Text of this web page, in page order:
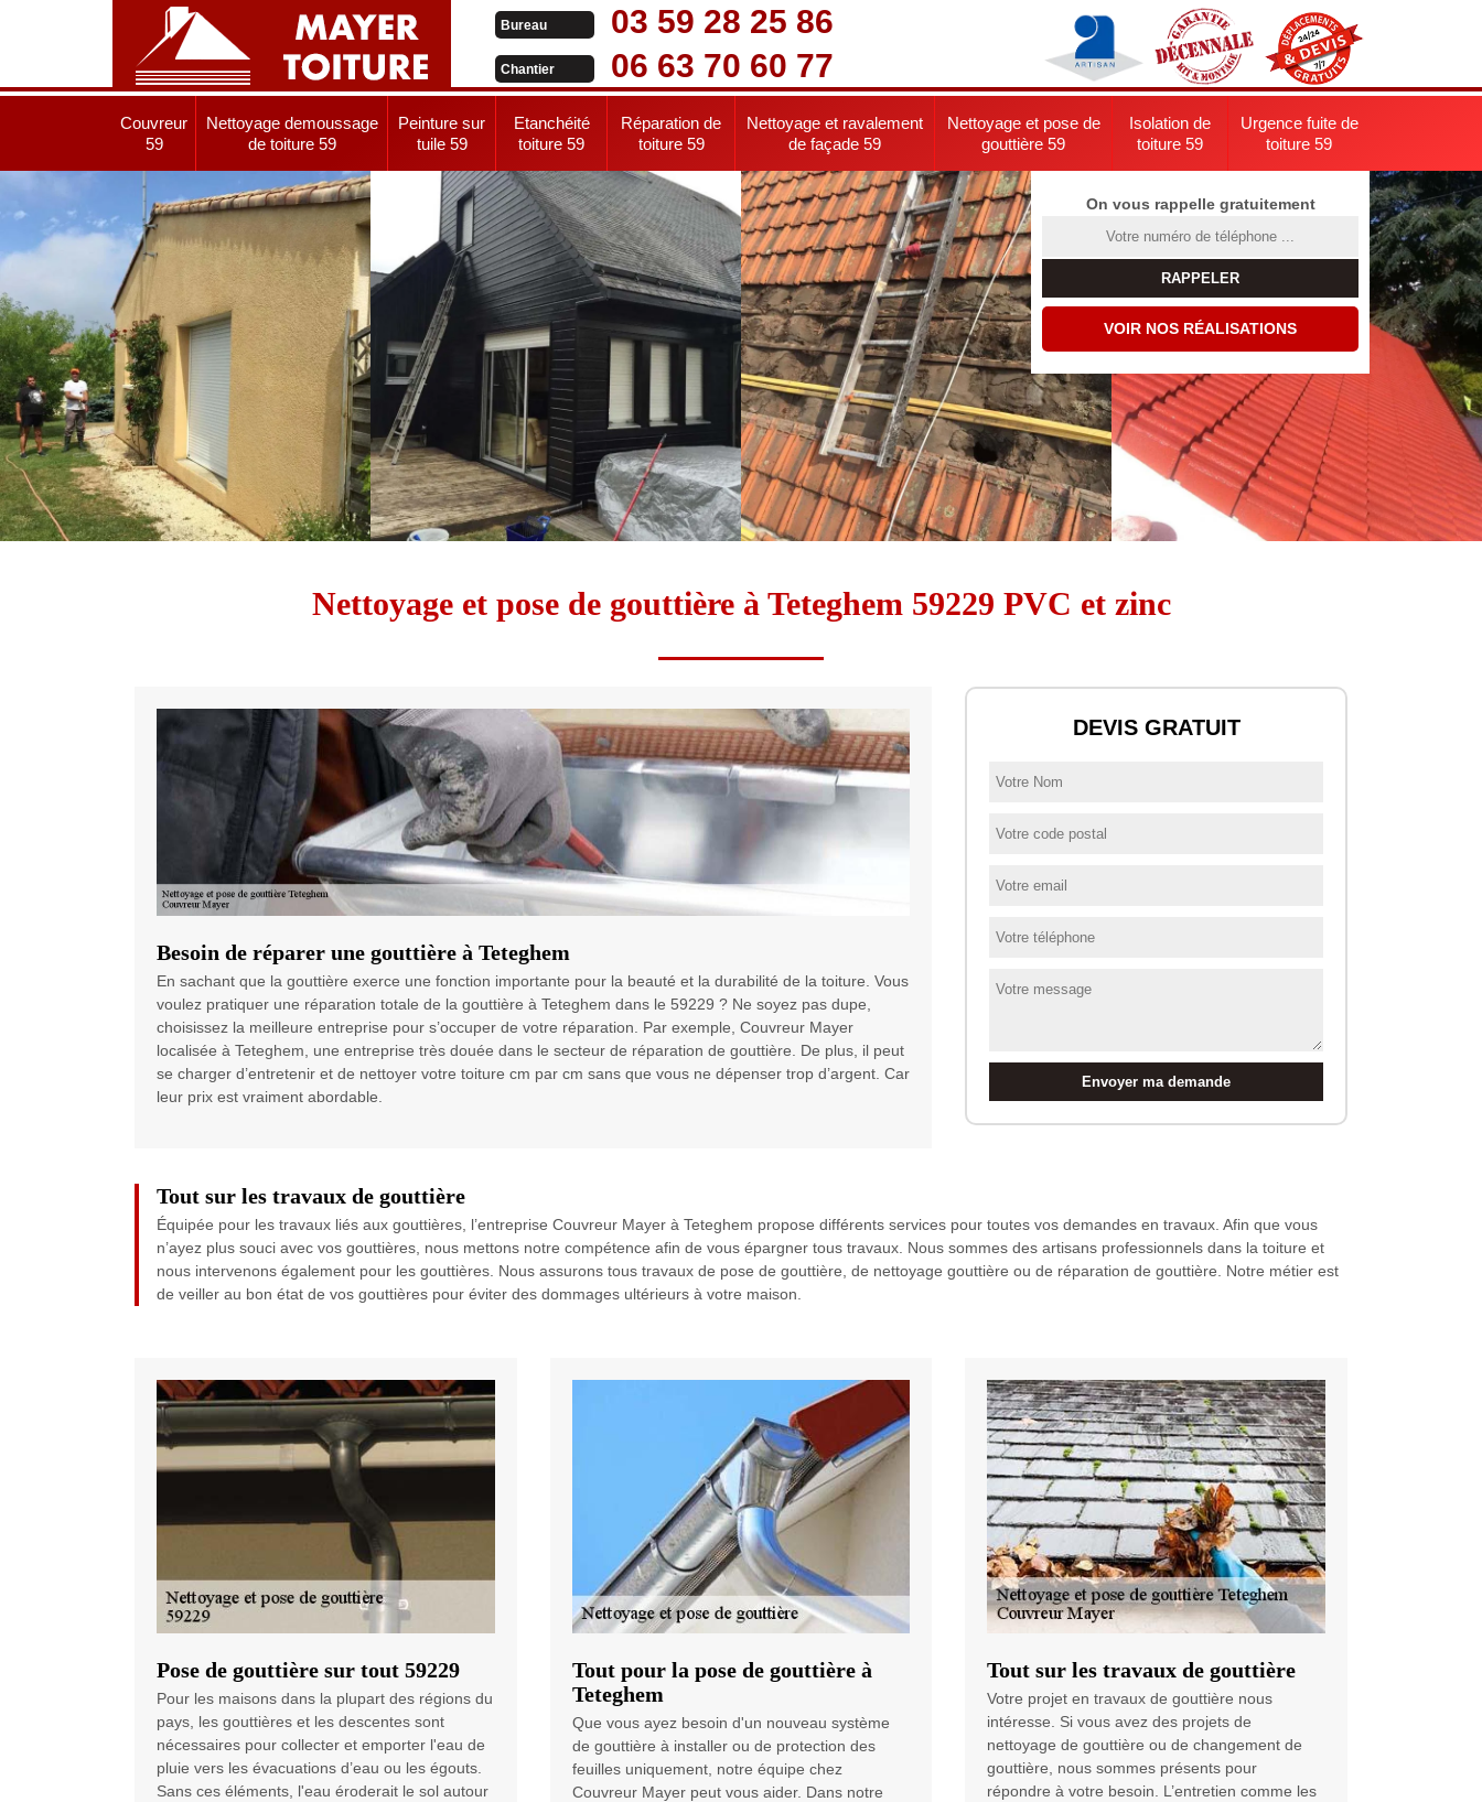
Bureau 03 59 28 25 86
Chantier 06 63 70 60 77
Couvreur
59
Nettoyage demoussage
de toiture 59
Peinture sur
tuile 59
Etanchéité
toiture 59
Réparation de
toiture 59
Nettoyage et ravalement
de façade 59
Nettoyage et pose de
gouttière 59
Isolation de
toiture 59
Urgence fuite de
toiture 59
On vous rappelle gratuitement
VOIR NOS RÉALISATIONS
Nettoyage et pose de gouttière à Teteghem 59229 PVC et zinc
Besoin de réparer une gouttière à Teteghem
En sachant que la gouttière exerce une fonction importante pour la beauté et la durabilité de la toiture. Vous
voulez pratiquer une réparation totale de la gouttière à Teteghem dans le 59229 ? Ne soyez pas dupe,
choisissez la meilleure entreprise pour s’occuper de votre réparation. Par exemple, Couvreur Mayer
localisée à Teteghem, une entreprise très douée dans le secteur de réparation de gouttière. De plus, il peut
se charger d’entretenir et de nettoyer votre toiture cm par cm sans que vous ne dépenser trop d’argent. Car
leur prix est vraiment abordable.
DEVIS GRATUIT
Tout sur les travaux de gouttière
Équipée pour les travaux liés aux gouttières, l’entreprise Couvreur Mayer à Teteghem propose différents services pour toutes vos demandes en travaux. Afin que vous
n’ayez plus souci avec vos gouttières, nous mettons notre compétence afin de vous épargner tous travaux. Nous sommes des artisans professionnels dans la toiture et
nous intervenons également pour les gouttières. Nous assurons tous travaux de pose de gouttière, de nettoyage gouttière ou de réparation de gouttière. Notre métier est
de veiller au bon état de vos gouttières pour éviter des dommages ultérieurs à votre maison.
Pose de gouttière sur tout 59229
Pour les maisons dans la plupart des régions du
pays, les gouttières et les descentes sont
nécessaires pour collecter et emporter l'eau de
pluie vers les évacuations d’eau ou les égouts.
Sans ces éléments, l'eau éroderait le sol autour
Tout pour la pose de gouttière à
Teteghem
Que vous ayez besoin d'un nouveau système
de gouttière à installer ou de protection des
feuilles uniquement, notre équipe chez
Couvreur Mayer peut vous aider. Dans notre
Tout sur les travaux de gouttière
Votre projet en travaux de gouttière nous
intéresse. Si vous avez des projets de
nettoyage de gouttière ou de changement de
gouttière, nous sommes présents pour
répondre à votre besoin. L’entretien comme les